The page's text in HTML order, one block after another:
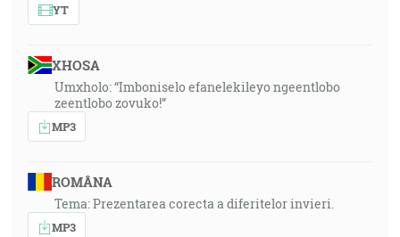
YT
XHOSA
Umxholo: “Imboniselo efanelekileyo ngeentlobo
zeentlobo zovuko!”
MP3
ROMÂNA
Tema: Prezentarea corecta a diferitelor invieri.
MP3